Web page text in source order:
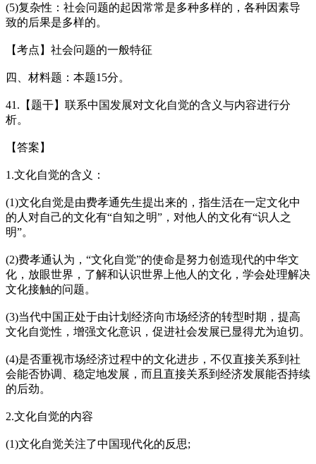
(5)复杂性：社会问题的起因常常是多种多样的，各种因素导
致的后果是多样的。
【考点】社会问题的一般特征
四、材料题：本题15分。
41.【题干】联系中国发展对文化自觉的含义与内容进行分
析。
【答案】
1.文化自觉的含义：
(1)文化自觉是由费孝通先生提出来的，指生活在一定文化中
的人对自己的文化有“自知之明”，对他人的文化有“识人之
明”。
(2)费孝通认为，“文化自觉”的使命是努力创造现代的中华文
化，放眼世界，了解和认识世界上他人的文化，学会处理解决
文化接触的问题。
(3)当代中国正处于由计划经济向市场经济的转型时期，提高
文化自觉性，增强文化意识，促进社会发展已显得尤为迫切。
(4)是否重视市场经济过程中的文化进步，不仅直接关系到社
会能否协调、稳定地发展，而且直接关系到经济发展能否持续
的后劲。
2.文化自觉的内容
(1)文化自觉关注了中国现代化的反思;